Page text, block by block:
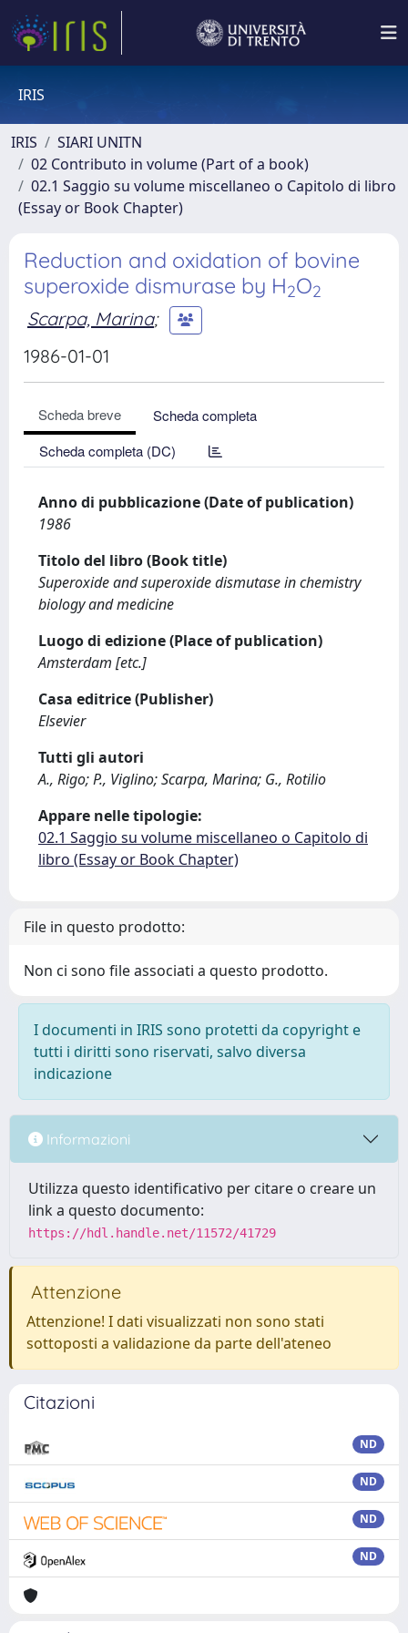
IRIS
IRIS
SIARI UNITN
02 Contributo in volume (Part of a book)
02.1 Saggio su volume miscellaneo o Capitolo di libro
(Essay or Book Chapter)
Reduction and oxidation of bovine
superoxide dismurase by H2O2
Scarpa, Marina;
1986-01-01
Scheda breve
Scheda completa
Scheda completa (DC)
Anno di pubblicazione (Date of publication)
1986
Titolo del libro (Book title)
Superoxide and superoxide dismutase in chemistry
biology and medicine
Luogo di edizione (Place of publication)
Amsterdam [etc.]
Casa editrice (Publisher)
Elsevier
Tutti gli autori
A., Rigo; P., Viglino; Scarpa, Marina; G., Rotilio
Appare nelle tipologie:
02.1 Saggio su volume miscellaneo o Capitolo di
libro (Essay or Book Chapter)
File in questo prodotto:
Non ci sono file associati a questo prodotto.
I documenti in IRIS sono protetti da copyright e
tutti i diritti sono riservati, salvo diversa
indicazione
Informazioni
Utilizza questo identificativo per citare o creare un
link a questo documento:
https://hdl.handle.net/11572/41729
Attenzione
Attenzione! I dati visualizzati non sono stati
sottoposti a validazione da parte dell'ateneo
Citazioni
ND
ND
ND
ND